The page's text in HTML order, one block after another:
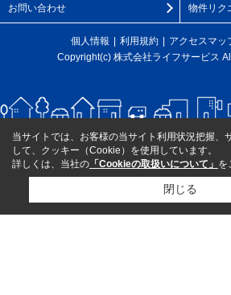
お問い合わせ 物件リク
個人情報 利用規約 アクセスマッ
Copyright(c) 株式会社ライフサービス
当サイトでは、お客様の当サイト利用状況把握、
して、クッキー（Cookie）を使用しています。
詳しくは、当社の 「Cookieの取扱いについて」 を
閉じる